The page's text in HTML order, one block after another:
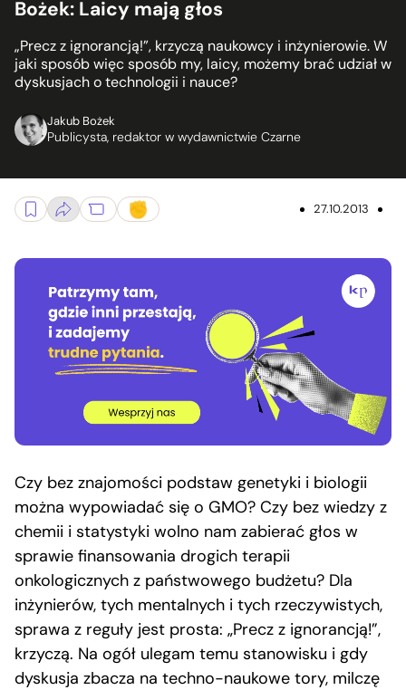
Bożek: Laicy mają głos
„Precz z ignorancją!”, krzyczą naukowcy i inżynierowie. W
jaki sposób więc sposób my, laicy, możemy brać udział w
dyskusjach o technologii i nauce?
Jakub Bożek
Publicysta, redaktor w wydawnictwie Czarne
27.10.2013
Czy bez znajomości podstaw genetyki i biologii
można wypowiadać się o GMO? Czy bez wiedzy z
chemii i statystyki wolno nam zabierać głos w
sprawie finansowania drogich terapii
onkologicznych z państwowego budżetu? Dla
inżynierów, tych mentalnych i tych rzeczywistych,
sprawa z reguły jest prosta: „Precz z ignorancją!”,
krzyczą. Na ogół ulegam temu stanowisku i gdy
dyskusja zbacza na techno-naukowe tory, milczę